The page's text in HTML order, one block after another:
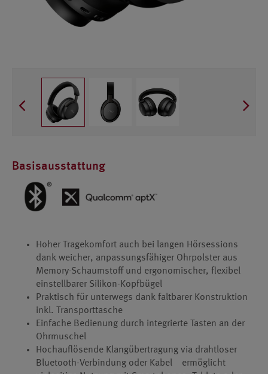
Basisausstattung
Hoher Tragekomfort auch bei langen Hörsessions
dank weicher, anpassungsfähiger Ohrpolster aus
Memory-Schaumstoff und ergonomischer, flexibel
einstellbarer Silikon-Kopfbügel
Praktisch für unterwegs dank faltbarer Konstruktion
inkl. Transporttasche
Einfache Bedienung durch integrierte Tasten an der
Ohrmuschel
Hochauflösende Klangübertragung via drahtloser
Bluetooth-Verbindung oder Kabel ermöglicht